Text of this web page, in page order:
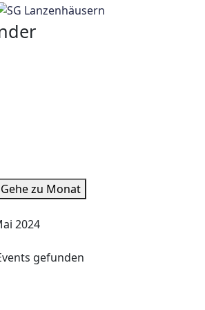
Gehe zu Monat
2024
gefunden